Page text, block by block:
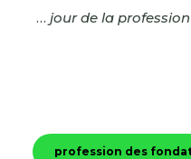
… jour de la
profession des